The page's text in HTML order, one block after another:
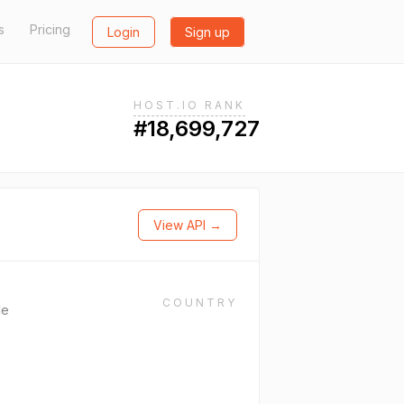
Pricing Login Sign up
HOST.IO RANK
#18,699,727
View API →
COUNTRY